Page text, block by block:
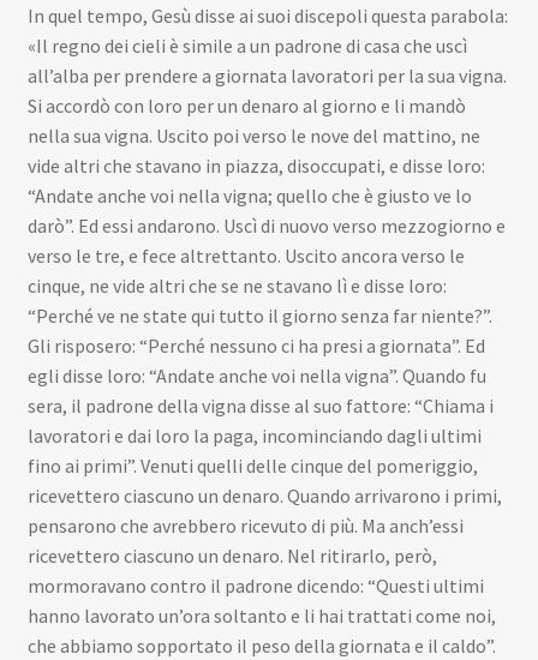
In quel tempo, Gesù disse ai suoi discepoli questa parabola:
«Il regno dei cieli è simile a un padrone di casa che uscì
all’alba per prendere a giornata lavoratori per la sua vigna.
Si accordò con loro per un denaro al giorno e li mandò
nella sua vigna. Uscito poi verso le nove del mattino, ne
vide altri che stavano in piazza, disoccupati, e disse loro:
“Andate anche voi nella vigna; quello che è giusto ve lo
darò”. Ed essi andarono. Uscì di nuovo verso mezzogiorno e
verso le tre, e fece altrettanto. Uscito ancora verso le
cinque, ne vide altri che se ne stavano lì e disse loro:
“Perché ve ne state qui tutto il giorno senza far niente?”.
Gli risposero: “Perché nessuno ci ha presi a giornata”. Ed
egli disse loro: “Andate anche voi nella vigna”. Quando fu
sera, il padrone della vigna disse al suo fattore: “Chiama i
lavoratori e dai loro la paga, incominciando dagli ultimi
fino ai primi”. Venuti quelli delle cinque del pomeriggio,
ricevettero ciascuno un denaro. Quando arrivarono i primi,
pensarono che avrebbero ricevuto di più. Ma anch’essi
ricevettero ciascuno un denaro. Nel ritirarlo, però,
mormoravano contro il padrone dicendo: “Questi ultimi
hanno lavorato un’ora soltanto e li hai trattati come noi,
che abbiamo sopportato il peso della giornata e il caldo”.